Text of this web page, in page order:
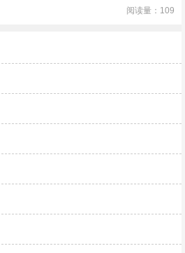
阅读量：109